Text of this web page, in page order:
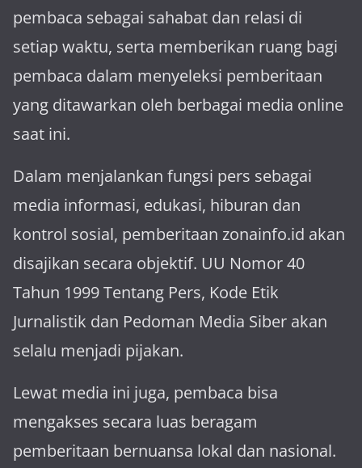
pembaca sebagai sahabat dan relasi di
setiap waktu, serta memberikan ruang bagi
pembaca dalam menyeleksi pemberitaan
yang ditawarkan oleh berbagai media online
saat ini.
Dalam menjalankan fungsi pers sebagai
media informasi, edukasi, hiburan dan
kontrol sosial, pemberitaan zonainfo.id akan
disajikan secara objektif. UU Nomor 40
Tahun 1999 Tentang Pers, Kode Etik
Jurnalistik dan Pedoman Media Siber akan
selalu menjadi pijakan.
Lewat media ini juga, pembaca bisa
mengakses secara luas beragam
pemberitaan bernuansa lokal dan nasional.